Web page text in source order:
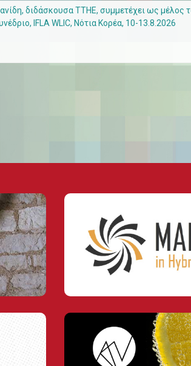
διδάσκουσα ΤΤΗΕ, συμμετέχει ως μέλος
IFLA WLIC, Νότια Κορέα, 10-13.8.2026